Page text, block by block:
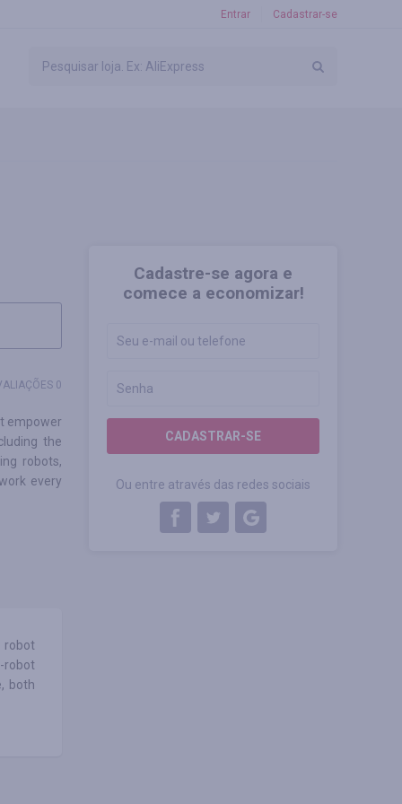
Entrar Cadastrar-se
Cadastre-se agora e
comece a economizar!
CADASTRAR-SE
Ou entre através das redes sociais
0
empower
the
robots,
every
robot
robot
both